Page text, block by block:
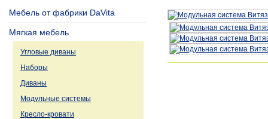
Мебель от фабрики DaVita
Мягкая мебель
Угловые диваны
Наборы
Диваны
Модульные системы
Кресло-кровати